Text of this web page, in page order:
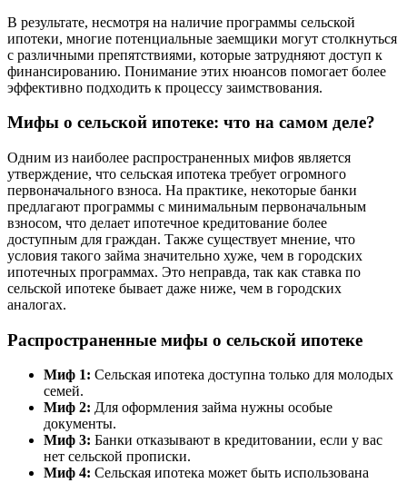
В результате, несмотря на наличие программы сельской
ипотеки, многие потенциальные заемщики могут столкнуться
с различными препятствиями, которые затрудняют доступ к
финансированию. Понимание этих нюансов помогает более
эффективно подходить к процессу заимствования.
Мифы о сельской ипотеке: что на самом деле?
Одним из наиболее распространенных мифов является
утверждение, что сельская ипотека требует огромного
первоначального взноса. На практике, некоторые банки
предлагают программы с минимальным первоначальным
взносом, что делает ипотечное кредитование более
доступным для граждан. Также существует мнение, что
условия такого займа значительно хуже, чем в городских
ипотечных программах. Это неправда, так как ставка по
сельской ипотеке бывает даже ниже, чем в городских
аналогах.
Распространенные мифы о сельской ипотеке
Миф 1: Сельская ипотека доступна только для молодых
семей.
Миф 2: Для оформления займа нужны особые
документы.
Миф 3: Банки отказывают в кредитовании, если у вас
нет сельской прописки.
Миф 4: Сельская ипотека может быть использована